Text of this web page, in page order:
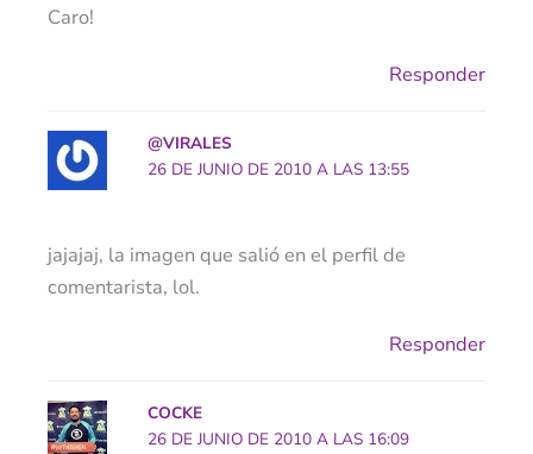
Caro!
Responder
@VIRALES
26 DE JUNIO DE 2010 A LAS 13:55
jajajaj, la imagen que salió en el perfil de
comentarista, lol.
Responder
COCKE
26 DE JUNIO DE 2010 A LAS 16:09